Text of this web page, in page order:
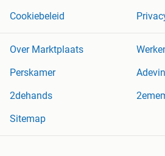
Cookiebeleid
Over Marktplaats
Perskamer
2dehands
Sitemap